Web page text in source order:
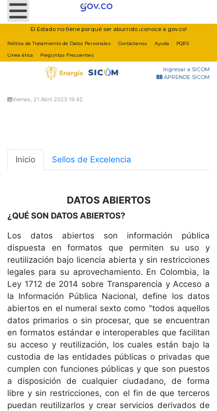
Nota:
este
web
incluye
un
accesibilidad.
El Estado no tiene porqué ser aburrido ¡conoce a gov.co!
Política de Tratamiento de Datos Personales Contáctenos Ayuda PQRS
Línea ética Preguntas Frecuentes
Ingresar a SICOM
APRENDE SICOM
Viernes, 21 Abril 2023 19:42
Inicio Sellos de Excelencia
DATOS ABIERTOS
¿QUÉ SON DATOS ABIERTOS?
Los datos abiertos son información pública
dispuesta en formatos que permiten su uso y
reutilización bajo licencia abierta y sin restricciones
legales para su aprovechamiento. En Colombia, la
Ley 1712 de 2014 sobre Transparencia y Acceso a
la Información Pública Nacional, define los datos
abiertos en el numeral sexto como "todos aquellos
datos primarios o sin procesar, que se encuentran
en formatos estándar e interoperables que facilitan
su acceso y reutilización, los cuales están bajo la
custodia de las entidades públicas o privadas que
cumplen con funciones públicas y que son puestos
a disposición de cualquier ciudadano, de forma
libre y sin restricciones, con el fin de que terceros
puedan reutilizarlos y crear servicios derivados de